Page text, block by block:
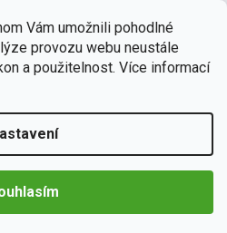
Vám umožnili pohodlné
provozu webu neustále
a použitelnost. Více informací
Detail
zaujme moderní technologií